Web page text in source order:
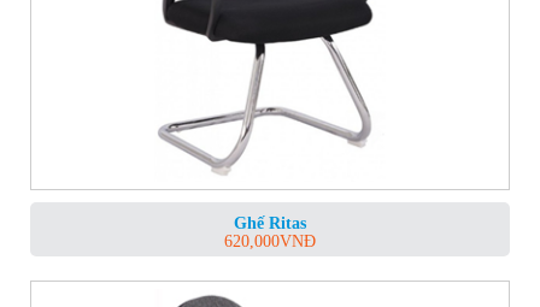
Ghế Ritas
620,000VNĐ